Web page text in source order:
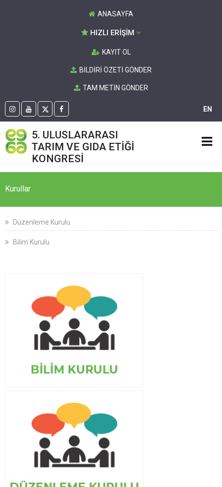
ANASAYFA
HIZLI ERİŞİM
KAYIT OL
BİLDİRİ ÖZETİ GÖNDER
TAM METİN GÖNDER
EN
5. ULUSLARARASI
TARIM VE GIDA ETİĞİ
KONGRESİ
Kurullar
Düzenleme Kurulu
Bilim Kurulu